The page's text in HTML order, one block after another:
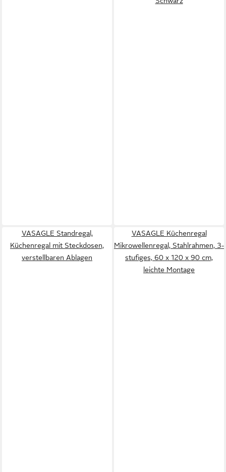
VASAGLE Standregal,
Küchenregal mit Steckdosen,
verstellbaren Ablagen
VASAGLE Küchenregal
Mikrowellenregal, Stahlrahmen, 3-
stufiges, 60 x 120 x 90 cm,
leichte Montage